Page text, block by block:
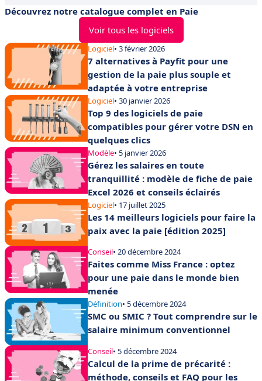
Découvrez notre catalogue complet en Paie
Voir tous les logiciels
Logiciel• 3 février 2026
7 alternatives à Payfit pour une
gestion de la paie plus souple et
adaptée à votre entreprise
Logiciel• 30 janvier 2026
Top 9 des logiciels de paie
compatibles pour gérer votre DSN en
quelques clics
Modèle• 5 janvier 2026
Gérez les salaires en toute
tranquillité : modèle de fiche de paie
Excel 2026 et conseils éclairés
Logiciel• 17 juillet 2025
Les 14 meilleurs logiciels pour faire la
paix avec la paie [édition 2025]
Conseil• 20 décembre 2024
Faites comme Miss France : optez
pour une paie dans le monde bien
menée
Définition• 5 décembre 2024
SMC ou SMIC ? Tout comprendre sur le
salaire minimum conventionnel
Conseil• 5 décembre 2024
Calcul de la prime de précarité :
méthode, conseils et FAQ pour les